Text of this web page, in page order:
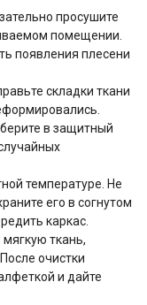
просушите
помещении.
появления плесени
складки ткани
в защитный
температуре. Не
его в согнутом
каркас.
мягкую ткань,
очистки
и дайте